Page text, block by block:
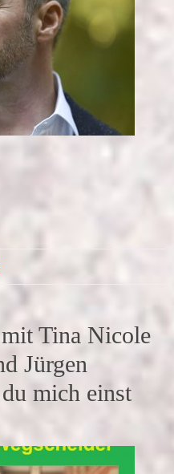
Tina Nicole
Jürgen
mich einst